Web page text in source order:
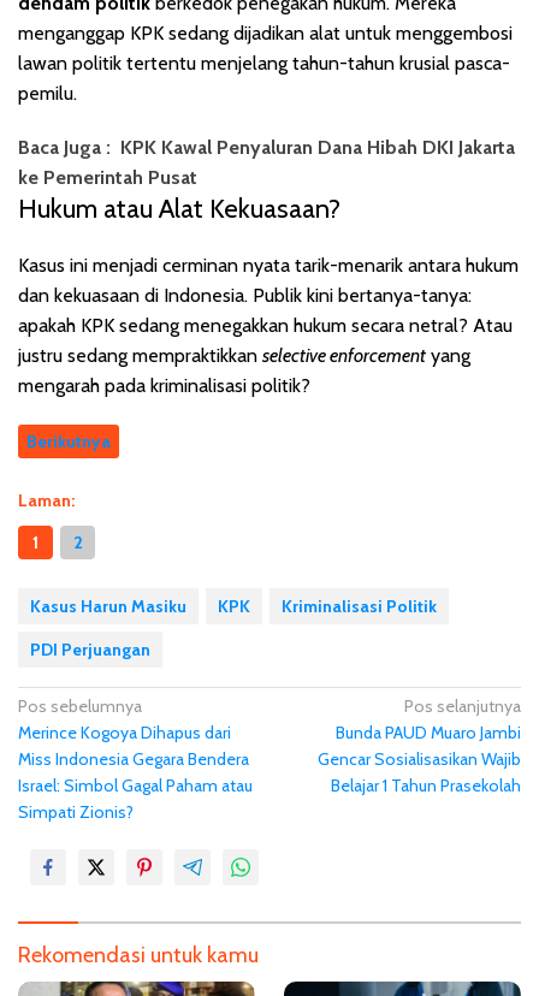
menganggap KPK sedang dijadikan alat untuk menggembosi
lawan politik tertentu menjelang tahun-tahun krusial pasca-
pemilu.
Baca Juga : KPK Kawal Penyaluran Dana Hibah DKI Jakarta
ke Pemerintah Pusat
Hukum atau Alat Kekuasaan?
Kasus ini menjadi cerminan nyata tarik-menarik antara hukum
dan kekuasaan di Indonesia. Publik kini bertanya-tanya:
apakah KPK sedang menegakkan hukum secara netral? Atau
justru sedang mempraktikkan selective enforcement yang
mengarah pada kriminalisasi politik?
Berikutnya
Laman:
1
2
Kasus Harun Masiku KPK
Kriminalisasi Politik
PDI Perjuangan
N
a
v
i
i
p
Pos sebelumnya
Merince Kogoya Dihapus dari
Miss Indonesia Gegara Bendera
Israel: Simbol Gagal Paham atau
Simpati Zionis?
Pos selanjutnya
Bunda PAUD Muaro Jambi
Gencar Sosialisasikan Wajib
Belajar 1 Tahun Prasekolah
Rekomendasi untuk kamu